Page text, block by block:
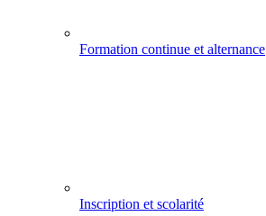
Formation continue et alternance
Inscription et scolarité